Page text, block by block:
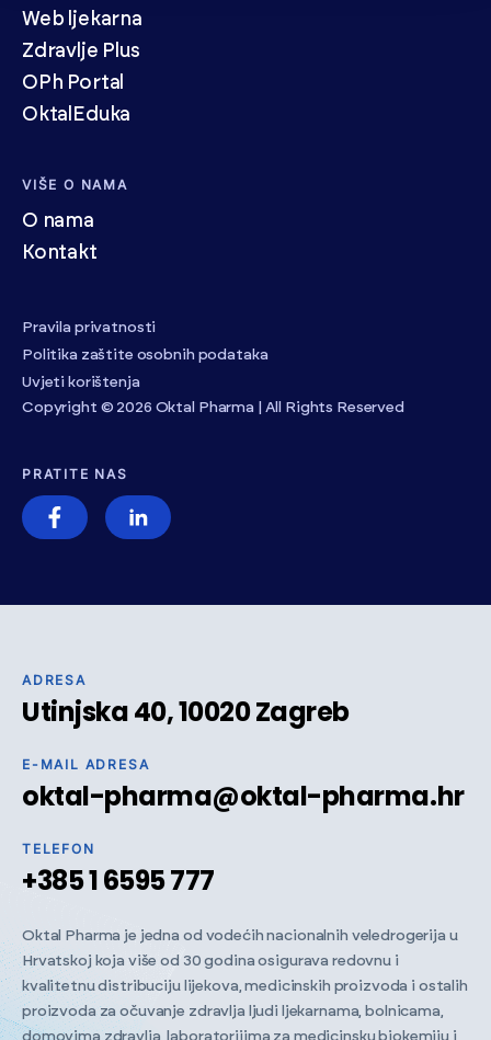
ADRESA
Utinjska 40, 10020 Zagreb
E-MAIL ADRESA
oktal-pharma@oktal-pharma.hr
TELEFON
+385 1 6595 777
Oktal Pharma je jedna od vodećih nacionalnih veledrogerija u
Hrvatskoj koja više od 30 godina osigurava redovnu i
kvalitetnu distribuciju lijekova, medicinskih proizvoda i ostalih
proizvoda za očuvanje zdravlja ljudi ljekarnama, bolnicama,
domovima zdravlja, laboratorijima za medicinsku biokemiju i
Web ljekarna
Zdravlje Plus
OPh Portal
OktalEduka
VIŠE O NAMA
O nama
Kontakt
Pravila privatnosti
Politika zaštite osobnih podataka
Uvjeti korištenja
Copyright © 2026 Oktal Pharma | All Rights Reserved
PRATITE NAS